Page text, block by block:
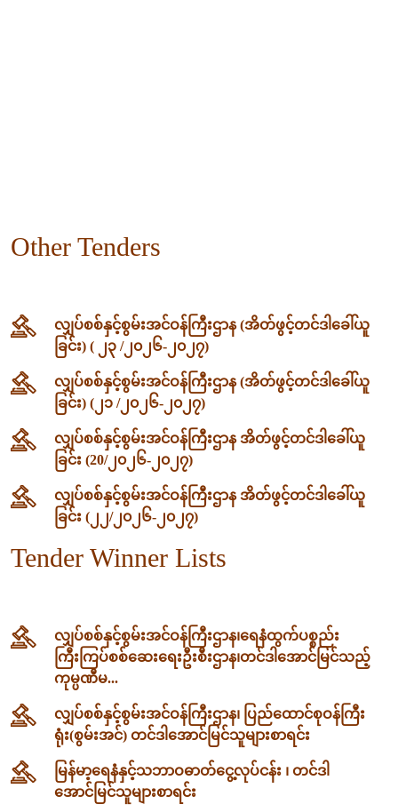
Other Tenders
လျှပ်စစ်နှင့်စွမ်းအင်ဝန်ကြီးဌာန (အိတ်ဖွင့်တင်ဒါခေါ်ယူ
ခြင်း) ( ၂၃ /၂၀၂၆-၂၀၂၇)
လျှပ်စစ်နှင့်စွမ်းအင်ဝန်ကြီးဌာန (အိတ်ဖွင့်တင်ဒါခေါ်ယူ
ခြင်း) (၂၁ /၂၀၂၆-၂၀၂၇)
လျှပ်စစ်နှင့်စွမ်းအင်ဝန်ကြီးဌာန အိတ်ဖွင့်တင်ဒါခေါ်ယူ
ခြင်း (20/၂၀၂၆-၂၀၂၇)
လျှပ်စစ်နှင့်စွမ်းအင်ဝန်ကြီးဌာန အိတ်ဖွင့်တင်ဒါခေါ်ယူ
ခြင်း (၂၂/၂၀၂၆-၂၀၂၇)
Tender Winner Lists
လျှပ်စစ်နှင့်စွမ်းအင်ဝန်ကြီးဌာန၊‌ရေနံထွက်ပစ္စည်း
ကြီးကြပ်စစ်ဆေးရေးဦးစီးဌာန၊တင်ဒါအောင်မြင်သည့်
ကုမ္ပဏီမ...
လျှပ်စစ်နှင့်စွမ်းအင်ဝန်ကြီးဌာန၊ ပြည်ထောင်စုဝန်ကြီး
ရုံး(စွမ်းအင်) တင်ဒါအောင်မြင်သူများစာရင်း
မြန်မာ့ရေနံနှင့်သဘာဝဓာတ်ငွေ့လုပ်ငန်း ၊ တင်ဒါ
အောင်မြင်သူများစာရင်း